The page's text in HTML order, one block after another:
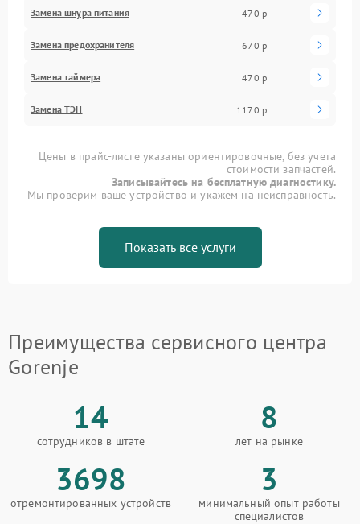
Замена шнура питания 470 р
Замена предохранителя 670 р
Замена таймера 470 р
Замена ТЭН 1170 р
Цены в прайс-листе указаны ориентировочные, без учета
стоимости запчастей.
Записывайтесь на бесплатную диагностику.
Мы проверим ваше устройство и укажем на неисправность.
Показать все услуги
Преимущества сервисного центра
Gorenje
14
сотрудников в штате
8
лет на рынке
3698
отремонтированных устройств
3
минимальный опыт работы
специалистов